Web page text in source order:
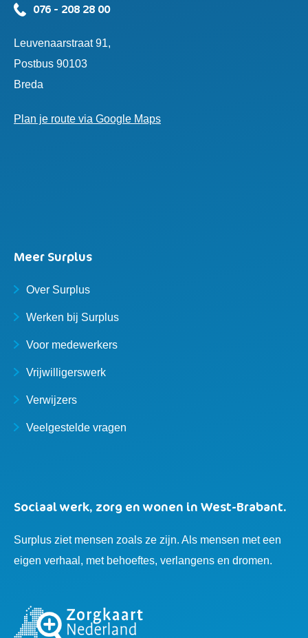
076 - 208 28 00
Leuvenaarstraat 91,
Postbus 90103
Breda
Plan je route via Google Maps
Meer Surplus
Over Surplus
Werken bij Surplus
Voor medewerkers
Vrijwilligerswerk
Verwijzers
Veelgestelde vragen
Sociaal werk, zorg en wonen in West-Brabant.
Surplus ziet mensen zoals ze zijn. Als mensen met een
eigen verhaal, met behoeftes, verlangens en dromen.